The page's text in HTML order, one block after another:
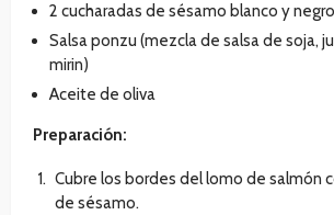
2 cucharadas de sésamo blanco y negro
Salsa ponzu (mezcla de salsa de soja,
mirin)
Aceite de oliva
Preparación:
Cubre los bordes del lomo de salmón
de sésamo.